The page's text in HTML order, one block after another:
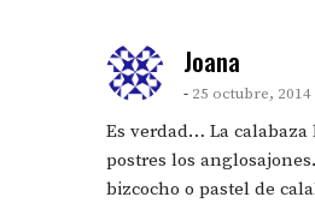
Joana
25 octubre, 2014
Es verdad… La
postres los
bizcocho o pastel de